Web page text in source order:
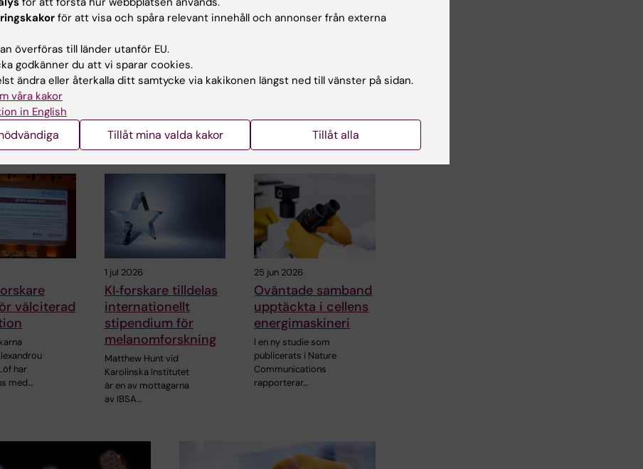
professor
och
3 jul 2026
CLINTEC-professor
internationellt
hederspris
gastroenterologi och
hepatologi vid…
MedH-forskare
MedH forskarna
Christina Alexandrou
välciterad
har
med…
1 jul 2026
KI‑forskare tilldelas
internationellt
stipendium för
melanomforskning
Matthew Hunt vid
Karolinska Institutet
är en av mottagarna
av IBSA…
25 jun 2026
Oväntade samband
upptäckta i cellens
energimaskineri
I en ny studie som
publicerats i Nature
Communications
rapporterar…
för att visa och spåra relevant innehåll och annonser från externa
överföras till länder utanför EU.
godkänner du att vi sparar cookies.
ändra eller återkalla ditt samtycke via kakikonen längst ned till vänster på sidan.
våra kakor
in English
Tillåt mina valda kakor Tillåt alla